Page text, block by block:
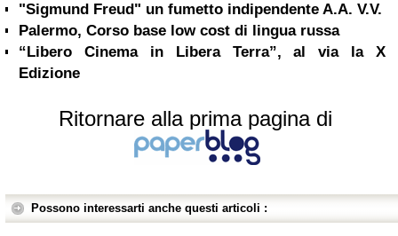
"Sigmund Freud" un fumetto indipendente A.A. V.V.
Palermo, Corso base low cost di lingua russa
“Libero Cinema in Libera Terra”, al via la X
Edizione
Ritornare alla prima pagina di
Possono interessarti anche questi articoli :